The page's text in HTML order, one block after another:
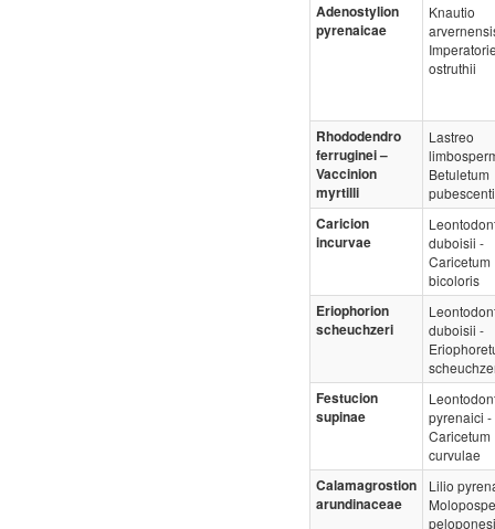
Adenostylion
pyrenaicae
Knautio
ostruthii
Rhododendro
ferruginei –
Vaccinion
myrtilli
Lastreo
Betuletum
Caricion
incurvae
duboisii -
Caricetum
bicoloris
Eriophorion
scheuchzeri
duboisii -
Festucion
supinae
pyrenaici -
Caricetum
curvulae
Calamagrostion
arundinaceae
Lilio